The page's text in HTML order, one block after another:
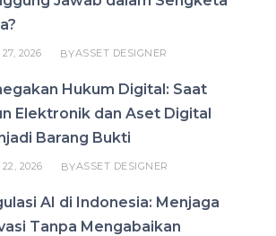
2026 BYASSET DESIGNER
Hukum Digital: Saat
Elektronik dan Aset Digital
Barang Bukti
2026 BYASSET DESIGNER
AI di Indonesia: Menjaga
Tanpa Mengabaikan